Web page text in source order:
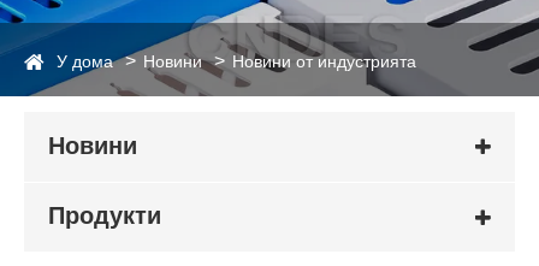
У дома Новини Новини от индустрията
Новини
Продукти